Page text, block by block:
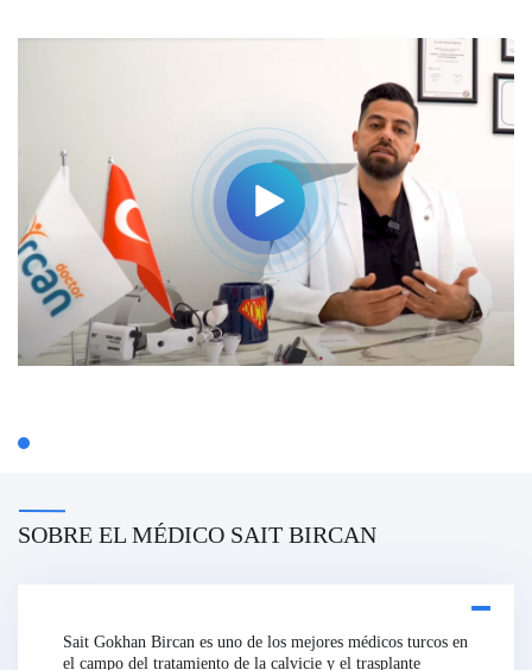
SOBRE EL MÉDICO SAIT BIRCAN
Sait Gokhan Bircan es uno de los mejores médicos turcos en
el campo del tratamiento de la calvicie y el trasplante